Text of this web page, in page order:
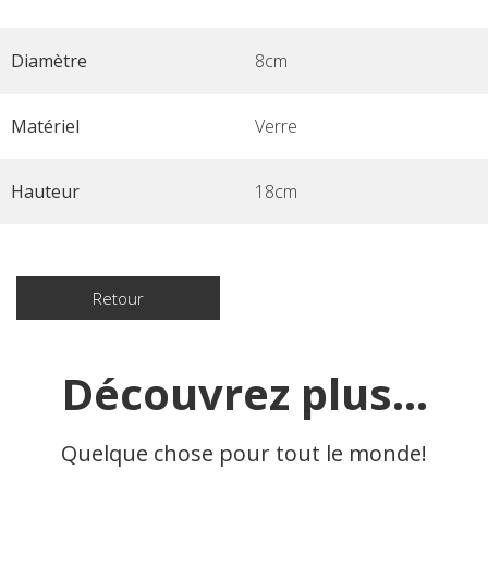
Diamètre 8cm
Matériel Verre
Hauteur 18cm
Retour
Découvrez plus...
Quelque chose pour tout le monde!